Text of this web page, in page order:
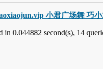
小君广场舞 巧
in 0.044882 second(s), 14